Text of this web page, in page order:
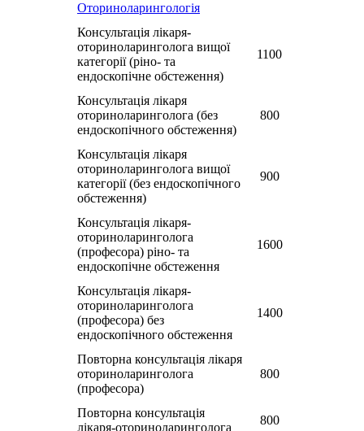
Оториноларингологія
Консультація лікаря-
оториноларинголога вищої
категорії (рiно- та
ендоскопічне обстеження)
1100
Консультація лікаря
оториноларинголога (без
ендоскопічного обстеження)
800
Консультація лікаря
оториноларинголога вищої
категорії (без ендоскопічного
обстеження)
900
Консультація лікаря-
оториноларинголога
(професора) ріно- та
ендоскопічне обстеження
1600
Консультація лікаря-
оториноларинголога
(професора) без
ендоскопічного обстеження
1400
Повторна консультація лікаря
оториноларинголога
(професора)
800
Повторна консультація
лікаря-оториноларинголога
800